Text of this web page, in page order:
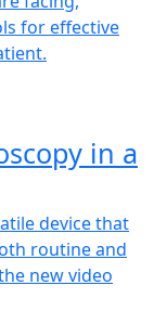
for effective
in a
device that
routine and
new video